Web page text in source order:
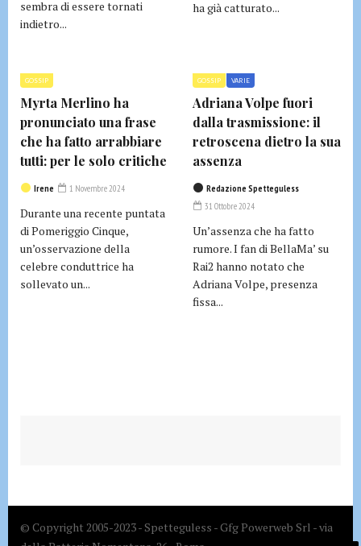
sembra di essere tornati
indietro...
ha già catturato...
GOSSIP
Myrta Merlino ha
pronunciato una frase
che ha fatto arrabbiare
tutti: per le solo critiche
Irene 1 Novembre 2024
Durante una recente puntata
di Pomeriggio Cinque,
un’osservazione della
celebre conduttrice ha
sollevato un...
GOSSIP VARIE
Adriana Volpe fuori
dalla trasmissione: il
retroscena dietro la sua
assenza
Redazione Spetteguless
31 Ottobre 2024
Un’assenza che ha fatto
rumore. I fan di BellaMa’ su
Rai2 hanno notato che
Adriana Volpe, presenza
fissa...
© Copyright 2005-2023 - Spetteguless - Gfg Powerweb Srl - via